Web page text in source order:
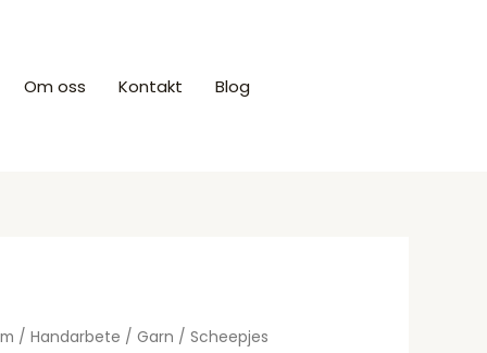
Om oss Kontakt Blog
/ Handarbete / Garn / Scheepjes